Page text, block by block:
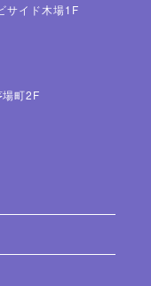
サイド木場1F
町2F